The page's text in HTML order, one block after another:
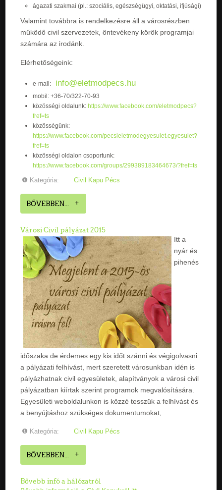
ágazati szakmai (pl.: szociális, egészségügyi, oktatási, ifjúsági)
Valamint továbbra is rendelkezésre áll a városrészben
működő civil szervezetek, öntevékeny körök programjai
számára az irodánk.
Elérhetőségeink:
e-mail: info@eletmodpecs.hu
mobil: +36-70/322-70-93
közösségi oldalunk: https://www.facebook.com/eletmodpecs?
fref=ts
közösségünk:
https://www.facebook.com/pecsieletmodegyesulet.egyesulet?
fref=ts
közösségi oldalon csoportunk:
https://www.facebook.com/groups/299389183464673/?fref=ts
Kategória: Civil Kapu Pécs
BŐVEBBEN...
Városi Civil pályázat 2015
Itt a
nyár és
pihenés
időszaka de érdemes egy kis időt szánni és végigolvasni
a pályázati felhívást, mert szeretett városunkban idén is
pályázhatnak civil egyesületek, alapítványok a városi civil
pályázatban kiírtak szerint programok megvalósítására.
Egyesületi weboldalunkon is közzé tesszük a felhívást és
a benyújtáshoz szükséges dokumentumokat,
Kategória: Civil Kapu Pécs
BŐVEBBEN...
Bővebb infó a hálózatról